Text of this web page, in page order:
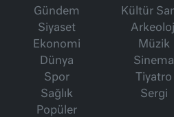
Gündem
Siyaset
Ekonomi
Dünya
Spor
Sağlık
Popüler
Kültür
Müzik
Sinema
Tiyatro
Sergi